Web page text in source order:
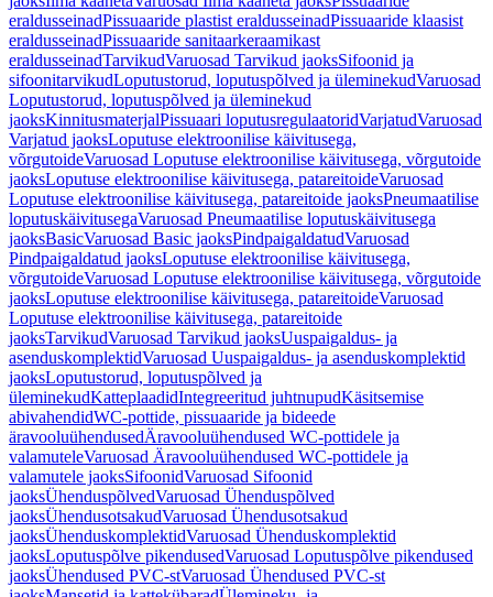
eraldusseinadPissuaaride plastist eraldusseinadPissuaaride klaasist
eraldusseinadPissuaaride sanitaarkeraamikast
eraldusseinadTarvikudVaruosad Tarvikud jaoksSifoonid ja
sifoonitarvikudLoputustorud, loputuspõlved ja üleminekudVaruosad
Loputustorud, loputuspõlved ja üleminekud
jaoksKinnitusmaterjalPissuaari loputusregulaatoridVarjatudVaruosad
Varjatud jaoksLoputuse elektroonilise käivitusega,
võrgutoideVaruosad Loputuse elektroonilise käivitusega, võrgutoide
jaoksLoputuse elektroonilise käivitusega, patareitoideVaruosad
Loputuse elektroonilise käivitusega, patareitoide jaoksPneumaatilise
loputuskäivitusegaVaruosad Pneumaatilise loputuskäivitusega
jaoksBasicVaruosad Basic jaoksPindpaigaldatudVaruosad
Pindpaigaldatud jaoksLoputuse elektroonilise käivitusega,
võrgutoideVaruosad Loputuse elektroonilise käivitusega, võrgutoide
jaoksLoputuse elektroonilise käivitusega, patareitoideVaruosad
Loputuse elektroonilise käivitusega, patareitoide
jaoksTarvikudVaruosad Tarvikud jaoksUuspaigaldus- ja
asenduskomplektidVaruosad Uuspaigaldus- ja asenduskomplektid
jaoksLoputustorud, loputuspõlved ja
üleminekudKatteplaadidIntegreeritud juhtnupudKäsitsemise
abivahendidWC-pottide, pissuaaride ja bideede
äravooluühendusedÄravooluühendused WC-pottidele ja
valamuteleVaruosad Äravooluühendused WC-pottidele ja
valamutele jaoksSifoonidVaruosad Sifoonid
jaoksÜhenduspõlvedVaruosad Ühenduspõlved
jaoksÜhendusotsakudVaruosad Ühendusotsakud
jaoksÜhenduskomplektidVaruosad Ühenduskomplektid
jaoksLoputuspõlve pikendusedVaruosad Loputuspõlve pikendused
jaoksÜhendused PVC-stVaruosad Ühendused PVC-st